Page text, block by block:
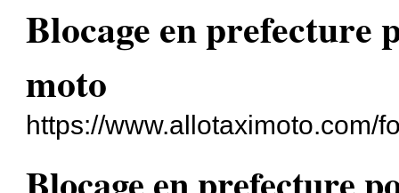
Blocage en
moto
https://www.allotaximoto.com/